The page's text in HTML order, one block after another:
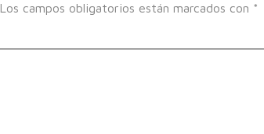
Los campos obligatorios están marcados con *